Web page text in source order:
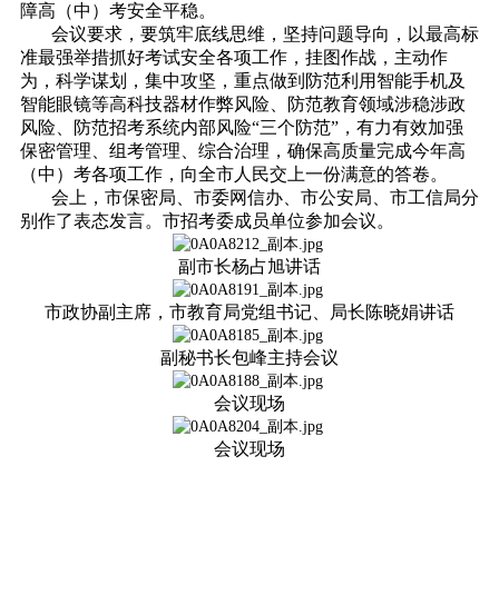
障高（中）考安全平稳。
会议要求，要筑牢底线思维，坚持问题导向，以最高标
准最强举措抓好考试安全各项工作，挂图作战，主动作
为，科学谋划，集中攻坚，重点做到防范利用智能手机及
智能眼镜等高科技器材作弊风险、防范教育领域涉稳涉政
风险、防范招考系统内部风险“三个防范”，有力有效加强
保密管理、组考管理、综合治理，确保高质量完成今年高
（中）考各项工作，向全市人民交上一份满意的答卷。
会上，市保密局、市委网信办、市公安局、市工信局分
别作了表态发言。市招考委成员单位参加会议。
副市长杨占旭讲话
市政协副主席，市教育局党组书记、局长陈晓娟讲话
副秘书长包峰主持会议
会议现场
会议现场